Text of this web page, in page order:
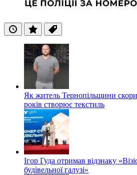
ОстанніПопулярні
Теги
Як житель Тернопільщини
років створює текстиль
Ігор Гуда отримав відзнаку
будівельної галузі»